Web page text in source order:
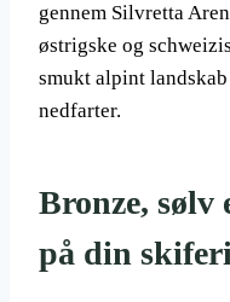
gennem Silvretta
østrigske og
smukt alpint
nedfarter.
Bronze,
på din